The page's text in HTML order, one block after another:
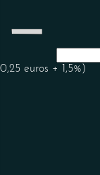
0,25 euros + 1,5%)